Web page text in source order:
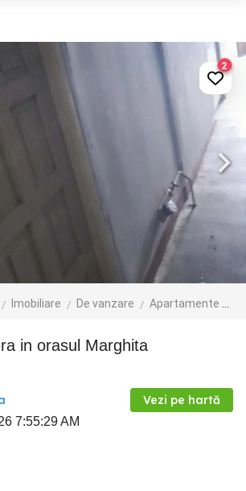
Imobiliare De vanzare Apartamente de vanzare
2
in orasul Marghita
Vezi pe hartă
7:55:29 AM